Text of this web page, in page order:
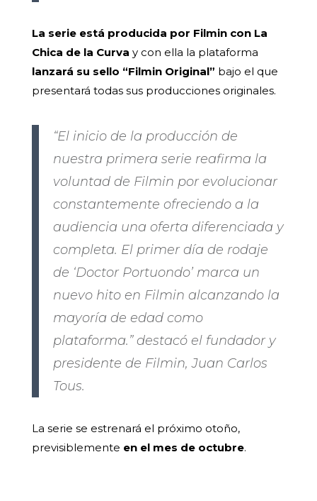
La serie está producida por Filmin con La
Chica de la Curva y con ella la plataforma
lanzará su sello “Filmin Original” bajo el que
presentará todas sus producciones originales.
“El inicio de la producción de
nuestra primera serie reafirma la
voluntad de Filmin por evolucionar
constantemente ofreciendo a la
audiencia una oferta diferenciada y
completa. El primer día de rodaje
de ‘Doctor Portuondo’ marca un
nuevo hito en Filmin alcanzando la
mayoría de edad como
plataforma.” destacó el fundador y
presidente de Filmin, Juan Carlos
Tous.
La serie se estrenará el próximo otoño,
previsiblemente en el mes de octubre.